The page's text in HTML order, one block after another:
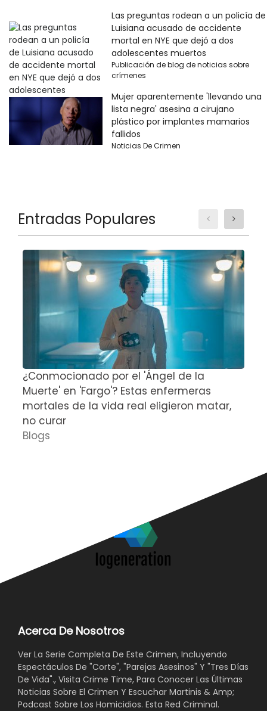
Las preguntas rodean a un policía de
Luisiana acusado de accidente
mortal en NYE que dejó a dos
adolescentes muertos
Publicación de blog de noticias sobre
crímenes
Mujer aparentemente 'llevando una
lista negra' asesina a cirujano
plástico por implantes mamarios
fallidos
Noticias De Crimen
Entradas Populares
¿Conmocionado por el 'Ángel de la
Muerte' en 'Fargo'? Estas enfermeras
mortales de la vida real eligieron matar,
no curar
Blogs
Acerca De Nosotros
Ver La Serie Completa De Este Crimen, Incluyendo
Espectáculos De "Corte", "Parejas Asesinos" Y "Tres Días
De Vida"., Visita Crime Time, Para Conocer Las Últimas
Noticias Sobre El Crimen Y Escuchar Martinis & Amp;
Podcast Sobre Los Homicidios. Esta Red Criminal.